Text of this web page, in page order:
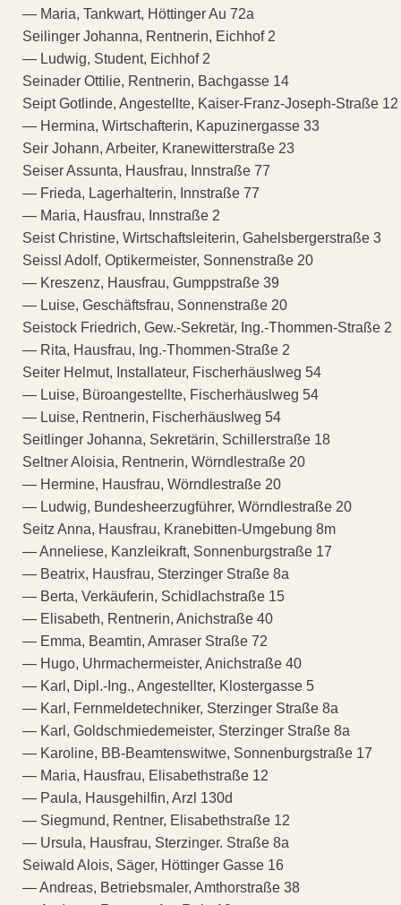
— Maria, Tankwart, Höttinger Au 72a
Seilinger Johanna, Rentnerin, Eichhof 2
— Ludwig, Student, Eichhof 2
Seinader Ottilie, Rentnerin, Bachgasse 14
Seipt Gotlinde, Angestellte, Kaiser-Franz-Joseph-Straße 12
— Hermina, Wirtschafterin, Kapuzinergasse 33
Seir Johann, Arbeiter, Kranewitterstraße 23
Seiser Assunta, Hausfrau, Innstraße 77
— Frieda, Lagerhalterin, Innstraße 77
— Maria, Hausfrau, Innstraße 2
Seist Christine, Wirtschaftsleiterin, Gahelsbergerstraße 3
Seissl Adolf, Optikermeister, Sonnenstraße 20
— Kreszenz, Hausfrau, Gumppstraße 39
— Luise, Geschäftsfrau, Sonnenstraße 20
Seistock Friedrich, Gew.-Sekretär, Ing.-Thommen-Straße 2
— Rita, Hausfrau, Ing.-Thommen-Straße 2
Seiter Helmut, Installateur, Fischerhäuslweg 54
— Luise, Büroangestellte, Fischerhäuslweg 54
— Luise, Rentnerin, Fischerhäuslweg 54
Seitlinger Johanna, Sekretärin, Schillerstraße 18
Seltner Aloisia, Rentnerin, Wörndlestraße 20
— Hermine, Hausfrau, Wörndlestraße 20
— Ludwig, Bundesheerzugführer, Wörndlestraße 20
Seitz Anna, Hausfrau, Kranebitten-Umgebung 8m
— Anneliese, Kanzleikraft, Sonnenburgstraße 17
— Beatrix, Hausfrau, Sterzinger Straße 8a
— Berta, Verkäuferin, Schidlachstraße 15
— Elisabeth, Rentnerin, Anichstraße 40
— Emma, Beamtin, Amraser Straße 72
— Hugo, Uhrmachermeister, Anichstraße 40
— Karl, Dipl.-Ing., Angestellter, Klostergasse 5
— Karl, Fernmeldetechniker, Sterzinger Straße 8a
— Karl, Goldschmiedemeister, Sterzinger Straße 8a
— Karoline, BB-Beamtenswitwe, Sonnenburgstraße 17
— Maria, Hausfrau, Elisabethstraße 12
— Paula, Hausgehilfin, Arzl 130d
— Siegmund, Rentner, Elisabethstraße 12
— Ursula, Hausfrau, Sterzinger. Straße 8a
Seiwald Alois, Säger, Höttinger Gasse 16
— Andreas, Betriebsmaler, Amthorstraße 38